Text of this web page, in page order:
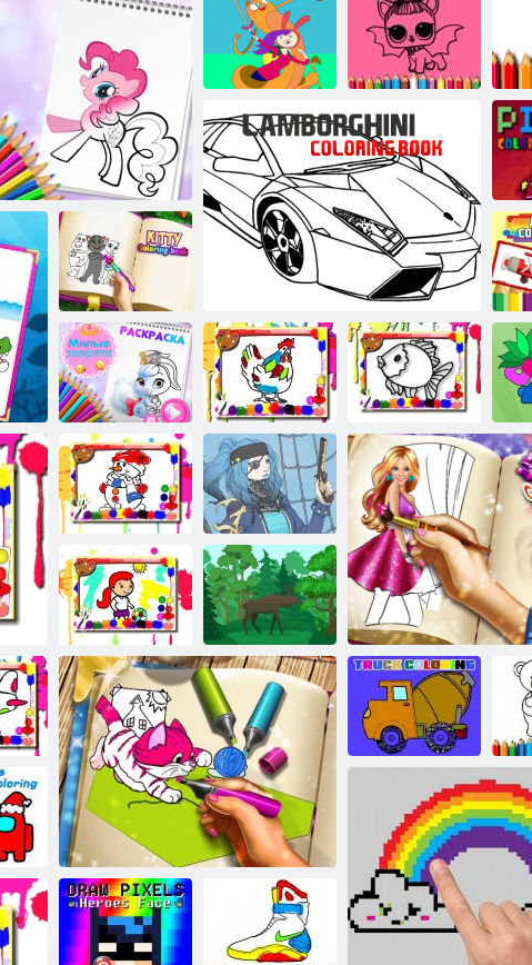
DIY telefontok készítő
Monster Truck
színező könyv
póni kifestőkönyv
Kaland-idő
színező könyv
Vissza az
iskolába: Lol
kifestőkönyv
Lamborghini színező könyv
Kitty
kifestőkönyv
Aranyos állatok
kifestőkönyv
Csirke
kifestőkönyv
Halfestőkönyv
Téli festési
könyv
Kalóz alkotója
Doll színező
Futball
kifestőkönyv
Vadállatok
színezése
Teherautók
kifestőkönyv